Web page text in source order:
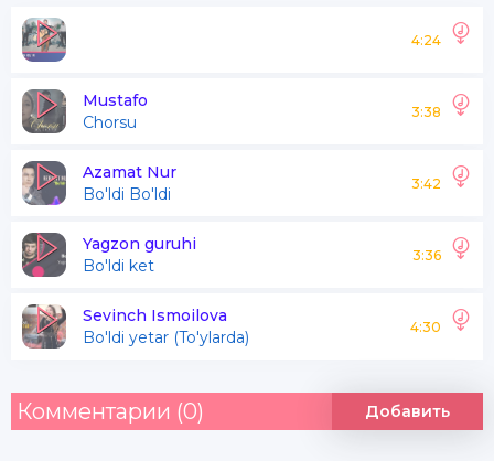
4:24
Mustafo
Chorsu
3:38
Azamat Nur
Bo'ldi Bo'ldi
3:42
Yagzon guruhi
Bo'ldi ket
3:36
Sevinch Ismoilova
Bo'ldi yetar (To'ylarda)
4:30
Комментарии (0) Добавить